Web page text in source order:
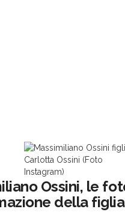
Carlotta Ossini (Foto
Instagram)
Ossini, le
della figlia